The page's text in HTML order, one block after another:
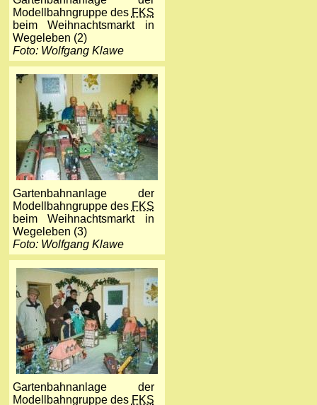
Modellbahngruppe des FKS
beim Weihnachtsmarkt in
Wegeleben (2)
Foto: Wolfgang Klawe
Gartenbahnanlage der
Modellbahngruppe des FKS
beim Weihnachtsmarkt in
Wegeleben (3)
Foto: Wolfgang Klawe
Gartenbahnanlage der
Modellbahngruppe des FKS